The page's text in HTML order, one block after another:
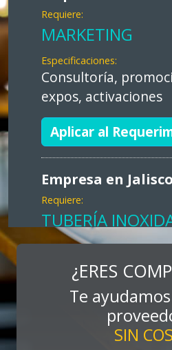
Requiere:
MARKETING
Especificaciones:
Consultoría,
expos, activaciones
Aplicar al
Empresa en Jalisco
Requiere:
TUBERÍA
Especificaciones:
cualquiera
Aplicar al
Empresa en Jalisco
¿ERES
Te
SIN